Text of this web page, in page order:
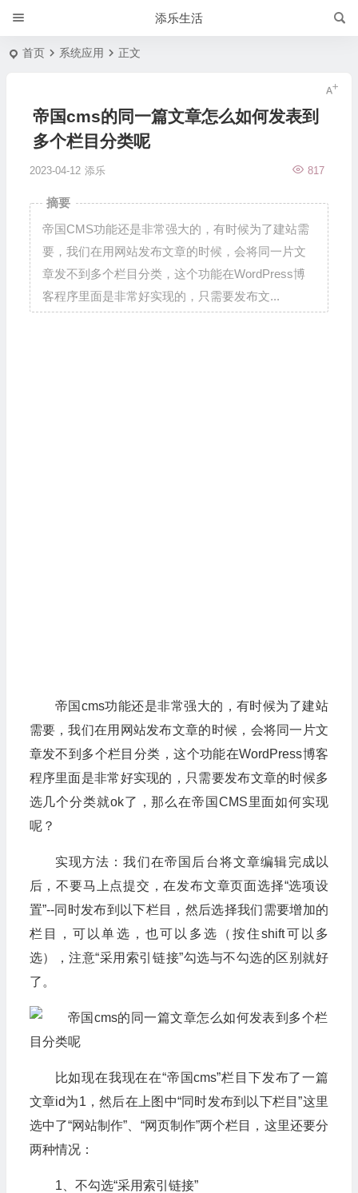
添乐生活
首页 系统应用 正文
帝国cms的同一篇文章怎么如何发表到
多个栏目分类呢
2023-04-12 添乐 817
摘要
帝国CMS功能还是非常强大的，有时候为了建站需
要，我们在用网站发布文章的时候，会将同一片文
章发不到多个栏目分类，这个功能在WordPress博
客程序里面是非常好实现的，只需要发布文...
帝国cms功能还是非常强大的，有时候为了建站
需要，我们在用网站发布文章的时候，会将同一片文
章发不到多个栏目分类，这个功能在WordPress博客
程序里面是非常好实现的，只需要发布文章的时候多
选几个分类就ok了，那么在帝国CMS里面如何实现
呢？
实现方法：我们在帝国后台将文章编辑完成以
后，不要马上点提交，在发布文章页面选择“选项设
置”--同时发布到以下栏目，然后选择我们需要增加的
栏目，可以单选，也可以多选（按住shift可以多
选），注意“采用索引链接”勾选与不勾选的区别就好
了。
比如现在我现在在“帝国cms”栏目下发布了一篇
文章id为1，然后在上图中“同时发布到以下栏目”这里
选中了“网站制作”、“网页制作”两个栏目，这里还要分
两种情况：
1、不勾选“采用索引链接”